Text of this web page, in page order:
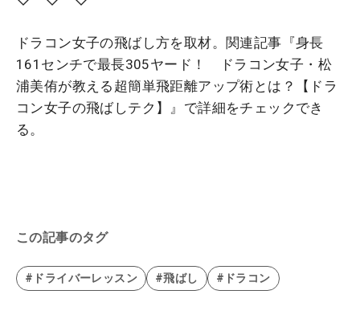
ドラコン女子の飛ばし方を取材。関連記事『身長
161センチで最長305ヤード！ ドラコン女子・松
浦美侑が教える超簡単飛距離アップ術とは？【ドラ
コン女子の飛ばしテク】』で詳細をチェックでき
る。
この記事のタグ
#ドライバーレッスン #飛ばし #ドラコン